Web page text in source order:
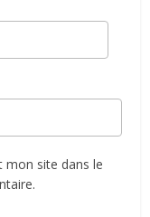
mon site dans le